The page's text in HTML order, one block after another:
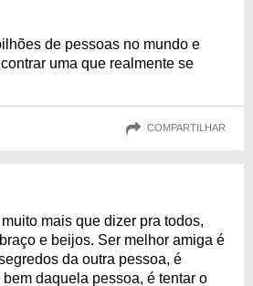
de pessoas no mundo e
uma que realmente se
COMPARTILHAR
mais que dizer pra todos,
e beijos. Ser melhor amiga é
da outra pessoa, é
daquela pessoa, é tentar o